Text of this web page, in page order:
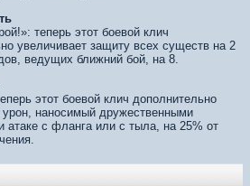
теперь этот боевой клич
увеличивает защиту всех существ на 2
ведущих ближний бой, на 8.
этот боевой клич дополнительно
урон, наносимый дружественными
атаке с фланга или с тыла, на 25% от